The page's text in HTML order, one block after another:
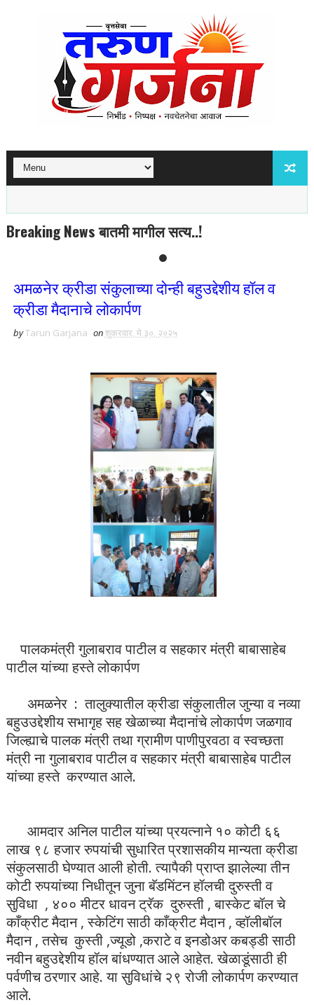
Breaking News बातमी मागील सत्य..!
अमळनेर क्रीडा संकुलाच्या दोन्ही बहुउद्देशीय हॉल व
क्रीडा मैदानाचे लोकार्पण
byTarun Garjana onशुक्रवार, मे ३०, २०२५
पालकमंत्री गुलाबराव पाटील व सहकार मंत्री बाबासाहेब
पाटील यांच्या हस्ते लोकार्पण
अमळनेर : तालुक्यातील क्रीडा संकुलातील जुन्या व नव्या
बहुउउद्देशीय सभागृह सह खेळाच्या मैदानांचे लोकार्पण जळगाव
जिल्ह्याचे पालक मंत्री तथा ग्रामीण पाणीपुरवठा व स्वच्छता
मंत्री ना गुलाबराव पाटील व सहकार मंत्री बाबासाहेब पाटील
यांच्या हस्ते करण्यात आले.
आमदार अनिल पाटील यांच्या प्रयत्नाने १० कोटी ६६
लाख ९८ हजार रुपयांची सुधारित प्रशासकीय मान्यता क्रीडा
संकुलसाठी घेण्यात आली होती. त्यापैकी प्राप्त झालेल्या तीन
कोटी रुपयांच्या निधीतून जुना बॅडमिंटन हॉलची दुरुस्ती व
सुविधा , ४०० मीटर धावन ट्रॅक दुरुस्ती , बास्केट बॉल चे
काँक्रीट मैदान , स्केटिंग साठी काँक्रीट मैदान , व्हॉलीबॉल
मैदान , तसेच कुस्ती ,ज्यूडो ,कराटे व इनडोअर कबड्डी साठी
नवीन बहुउद्देशीय हॉल बांधण्यात आले आहेत. खेळाडूंसाठी ही
पर्वणीच ठरणार आहे. या सुविधांचे २९ रोजी लोकार्पण करण्यात
आले.